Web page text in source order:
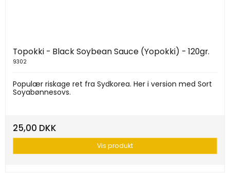
Topokki - Black Soybean Sauce (Yopokki) - 120gr.
9302
Populær riskage ret fra Sydkorea. Her i version med Sort
Soyabønnesovs.
25,00 DKK
Vis produkt